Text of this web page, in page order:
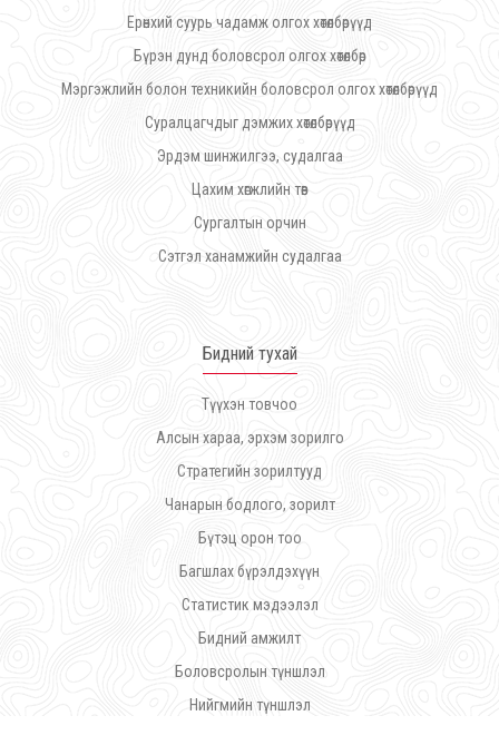
Ерөнхий суурь чадамж олгох хөтөлбөрүүд
Бүрэн дунд боловсрол олгох хөтөлбөр
Мэргэжлийн болон техникийн боловсрол олгох хөтөлбөрүүд
Суралцагчдыг дэмжих хөтөлбөрүүд
Эрдэм шинжилгээ, судалгаа
Цахим хөгжлийн төв
Сургалтын орчин
Сэтгэл ханамжийн судалгаа
Бидний тухай
Түүхэн товчоо
Алсын хараа, эрхэм зорилго
Стратегийн зорилтууд
Чанарын бодлого, зорилт
Бүтэц орон тоо
Багшлах бүрэлдэхүүн
Статистик мэдээлэл
Бидний амжилт
Боловсролын түншлэл
Нийгмийн түншлэл